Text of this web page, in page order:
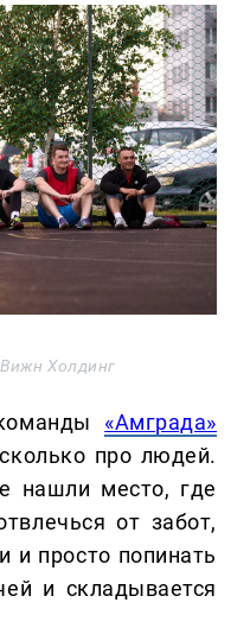
Холдинг
«Амграда»
про людей.
нашли место, где
от забот,
и просто попинать
и складывается